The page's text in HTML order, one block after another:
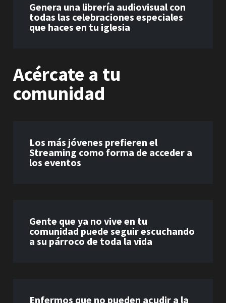
Genera una librería audiovisual con
todas las celebraciones especiales
que haces en tu iglesia
Acércate a tu
comunidad
Los más jóvenes prefieren el
Streaming como forma de acceder a
los eventos
Gente que ya no vive en tu
comunidad puede seguir escuchando
a su párroco de toda la vida
Enfermos que no pueden acudir a la